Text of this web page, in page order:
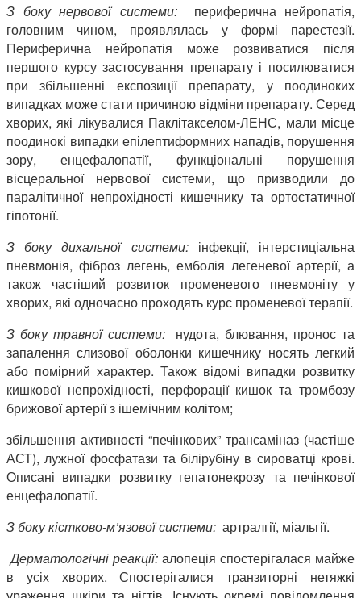
З боку нервової системи:
периферична нейропатія,
головним чином, проявлялась у формі парестезії.
Периферична нейропатія може розвиватися після
першого курсу застосування препарату і посилюватися
при збільшенні експозиції препарату, у поодиноких
випадках може стати причиною відміни препарату. Серед
хворих, які лікувалися Паклітакселом-ЛЕНС, мали місце
поодинокі випадки епілептиформних нападів, порушення
зору, енцефалопатії, функціональні порушення
вісцеральної нервової системи, що призводили до
паралітичної непрохідності кишечнику та ортостатичної
гіпотонії.
З боку дихальної системи:інфекції, інтерстиціальна
пневмонія, фіброз легень, емболія легеневої артерії, а
також частіший розвиток променевого пневмоніту у
хворих, які одночасно проходять курс променевої терапії.
З боку травної системи:нудота, блювання, пронос та
запалення слизової оболонки кишечнику носять легкий
або помірний характер. Також відомі випадки розвитку
кишкової непрохідності, перфорації кишок та тромбозу
брижової артерії з ішемічним колітом;
збільшення активності “печінкових” трансаміназ (частіше
АСТ), лужної фосфатази та білірубіну в сироватці крові.
Описані випадки розвитку гепатонекрозу та печінкової
енцефалопатії.
З боку кістково-м’язової системи: артралгії, міальгії.
Дерматологічні реакції: алопеція спостерігалася майже
в усіх хворих. Спостерігалися транзиторні нетяжкі